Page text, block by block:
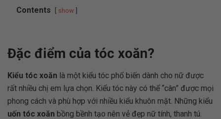
Contents show
Đặc điểm của tóc xoăn?
Kiểu tóc xoăn là một kiểu tóc phổ biến dành cho nữ được
rất nhiều chị em lựa chọn. Kiểu tóc này có thể “cân” được mọi
phong cách và phù hợp với nhiều kiểu khuôn mặt. Những kiểu
uốn tóc xoăn bồng bềnh tạo nên vẻ đẹp nữ tính, thanh tú.